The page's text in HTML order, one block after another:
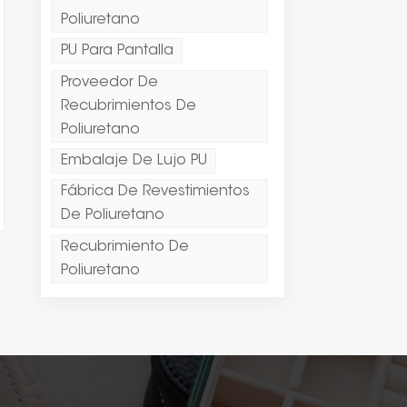
Poliuretano
PU Para Pantalla
Proveedor De
Recubrimientos De
Poliuretano
Embalaje De Lujo PU
Fábrica De Revestimientos
De Poliuretano
Recubrimiento De
Poliuretano